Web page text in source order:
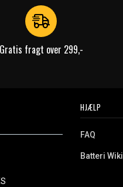
Gratis fragt over 299,-
HJÆLP
FAQ
Batteri Wiki